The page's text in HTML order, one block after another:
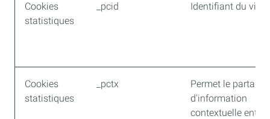
Cookies
statistiques
_pcid Identifiant du
Cookies
statistiques
_pctx
Permet le partage
d'information
contextuelle entre